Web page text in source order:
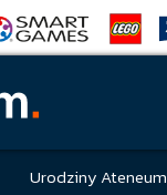
Urodziny Ateneum